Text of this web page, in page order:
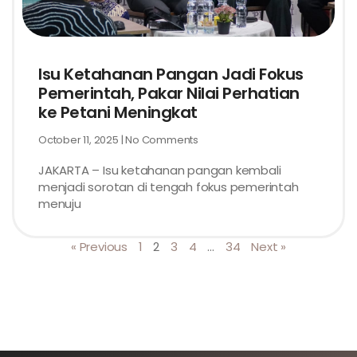
Isu Ketahanan Pangan Jadi Fokus
Pemerintah, Pakar Nilai Perhatian
ke Petani Meningkat
October 11, 2025 No Comments
JAKARTA – Isu ketahanan pangan kembali
menjadi sorotan di tengah fokus pemerintah
menuju
« Previous 1 2 3 4 … 34 Next »